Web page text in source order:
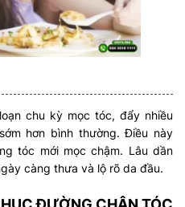
chu kỳ mọc tóc, đẩy nhiều
hơn bình thường. Điều này
tóc mới mọc chậm. Lâu dần
càng thưa và lộ rõ da đầu.